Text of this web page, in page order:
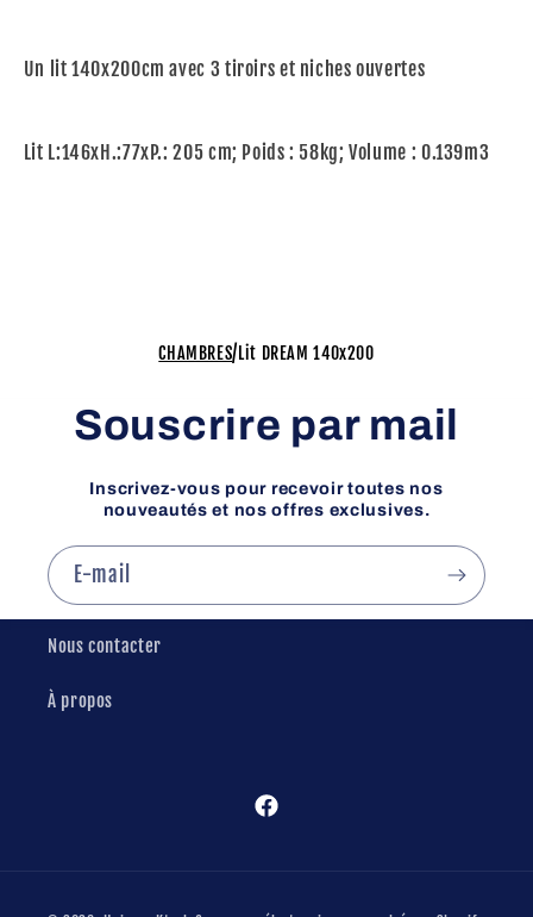
Un lit 140x200cm avec 3 tiroirs et niches ouvertes
Lit L:146xH.:77xP.: 205 cm; Poids : 58kg; Volume : 0.139m3
CHAMBRES/Lit DREAM 140x200
Souscrire par mail
Inscrivez-vous pour recevoir toutes nos
nouveautés et nos offres exclusives.
E-mail
Nous contacter
À propos
Facebook